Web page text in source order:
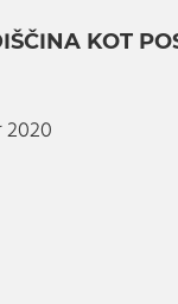
KOT
2020